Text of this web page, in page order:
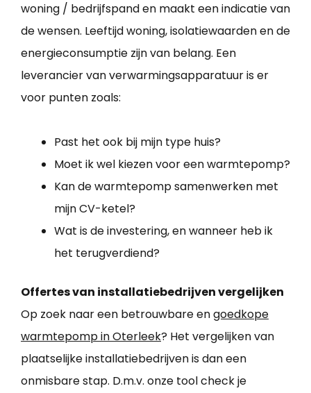
woning / bedrijfspand en maakt een indicatie van
de wensen. Leeftijd woning, isolatiewaarden en de
energieconsumptie zijn van belang. Een
leverancier van verwarmingsapparatuur is er
voor punten zoals:
Past het ook bij mijn type huis?
Moet ik wel kiezen voor een warmtepomp?
Kan de warmtepomp samenwerken met
mijn CV-ketel?
Wat is de investering, en wanneer heb ik
het terugverdiend?
Offertes van installatiebedrijven vergelijken
Op zoek naar een betrouwbare engoedkope
warmtepomp in Oterleek? Het vergelijken van
plaatselijke installatiebedrijven is dan een
onmisbare stap. D.m.v. onze tool check je